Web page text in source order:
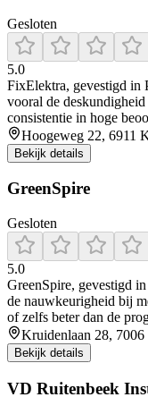
Gesloten
5.0
FixElektra, gevestigd in
vooral de
consistentie in hoge
Hoogeweg 22, 6911
Bekijk details
GreenSpire
Gesloten
5.0
GreenSpire, gevestigd
de nauwkeurigheid bij
of zelfs beter dan de
Kruidenlaan 28,
Bekijk details
VD Ruitenbeek